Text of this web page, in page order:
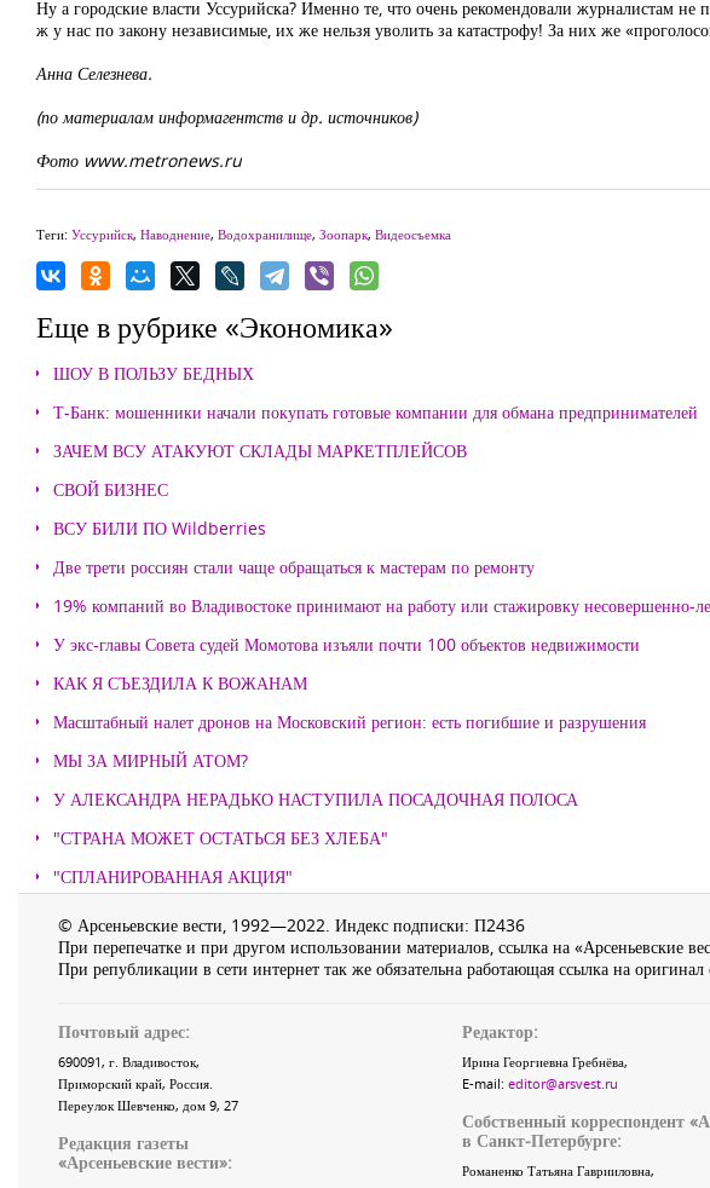
Ну а городские власти Уссурийска? Именно те, что очень рекомендовали журналистам не
ж у нас по закону независимые, их же нельзя уволить за катастрофу! За них же
Анна Селезнева.
(по материалам информагентств и др. источников)
Фото www.metronews.ru
Теги: Уссурийск, Наводнение, Водохранилище, Зоопарк, Видеосъемка
Еще в рубрике «Экономика»
ШОУ В ПОЛЬЗУ БЕДНЫХ
Т-Банк: мошенники начали покупать готовые компании для обмана предпринимателей
ЗАЧЕМ ВСУ АТАКУЮТ СКЛАДЫ МАРКЕТПЛЕЙСОВ
СВОЙ БИЗНЕС
ВСУ БИЛИ ПО Wildberries
Две трети россиян стали чаще обращаться к мастерам по ремонту
19% компаний во Владивостоке принимают на работу или стажировку несовершенно-
У экс-главы Совета судей Момотова изъяли почти 100 объектов недвижимости
КАК Я СЪЕЗДИЛА К ВОЖАНАМ
Масштабный налет дронов на Московский регион: есть погибшие и разрушения
МЫ ЗА МИРНЫЙ АТОМ?
У АЛЕКСАНДРА НЕРАДЬКО НАСТУПИЛА ПОСАДОЧНАЯ ПОЛОСА
"СТРАНА МОЖЕТ ОСТАТЬСЯ БЕЗ ХЛЕБА"
"СПЛАНИРОВАННАЯ АКЦИЯ"
© Арсеньевские вести, 1992—2022. Индекс подписки: П2436
При перепечатке и при другом использовании материалов, ссылка на «Арсеньевские
При републикации в сети интернет так же обязательна работающая ссылка на
Почтовый адрес:
690091, г. Владивосток,
Приморский край, Россия.
Переулок Шевченко, дом 9, 27
Редакция газеты
«Арсеньевские вести»:
Редактор:
Ирина Георгиевна Гребнёва,
E-mail: editor@arsvest.ru
Собственный корреспондент
в Санкт-Петербурге:
Романенко Татьяна Гаврииловна,